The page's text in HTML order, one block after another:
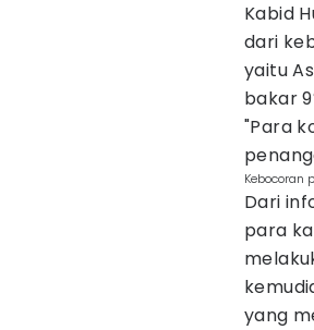
Kabid
dari
yaitu
bakar
"Para
Kebocoran
Dari
para
yang